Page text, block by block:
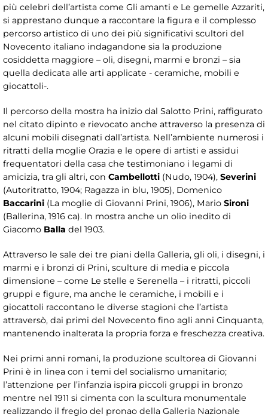
più celebri dell’artista come Gli amanti e Le gemelle Azzariti,
si apprestano dunque a raccontare la figura e il complesso
percorso artistico di uno dei più significativi scultori del
Novecento italiano indagandone sia la produzione
cosiddetta maggiore – oli, disegni, marmi e bronzi – sia
quella dedicata alle arti applicate - ceramiche, mobili e
giocattoli-.
Il percorso della mostra ha inizio dal Salotto Prini, raffigurato
nel citato dipinto e rievocato anche attraverso la presenza di
alcuni mobili disegnati dall’artista. Nell’ambiente numerosi i
ritratti della moglie Orazia e le opere di artisti e assidui
frequentatori della casa che testimoniano i legami di
amicizia, tra gli altri, con Cambellotti (Nudo, 1904), Severini
(Autoritratto, 1904; Ragazza in blu, 1905), Domenico
Baccarini (La moglie di Giovanni Prini, 1906), Mario Sironi
(Ballerina, 1916 ca). In mostra anche un olio inedito di
Giacomo Balla del 1903.
Attraverso le sale dei tre piani della Galleria, gli oli, i disegni, i
marmi e i bronzi di Prini, sculture di media e piccola
dimensione – come Le stelle e Serenella – i ritratti, piccoli
gruppi e figure, ma anche le ceramiche, i mobili e i
giocattoli raccontano le diverse stagioni che l’artista
attraversò, dai primi del Novecento fino agli anni Cinquanta,
mantenendo inalterata la propria forza e freschezza creativa.
Nei primi anni romani, la produzione scultorea di Giovanni
Prini è in linea con i temi del socialismo umanitario;
l’attenzione per l’infanzia ispira piccoli gruppi in bronzo
mentre nel 1911 si cimenta con la scultura monumentale
realizzando il fregio del pronao della Galleria Nazionale